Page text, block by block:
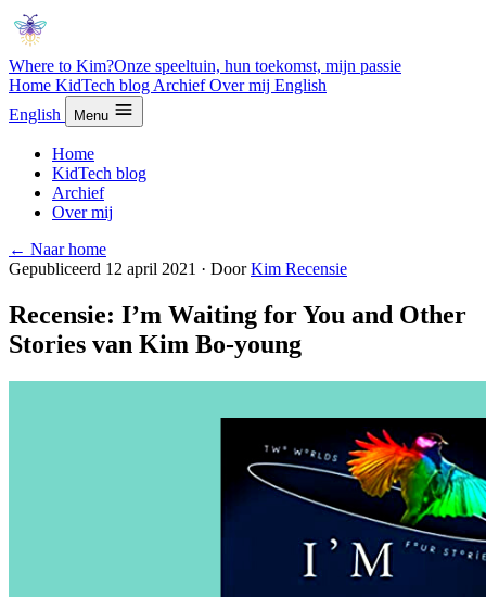
Where to Kim?Onze speeltuin, hun toekomst, mijn passie
Home KidTech blog ArchiefOver mij English
English
Menu
Home
KidTech blog
Archief
Over mij
← Naar home
Gepubliceerd 12 april 2021 · DoorKim Recensie
Recensie: I’m Waiting for You and Other
Stories van Kim Bo-young